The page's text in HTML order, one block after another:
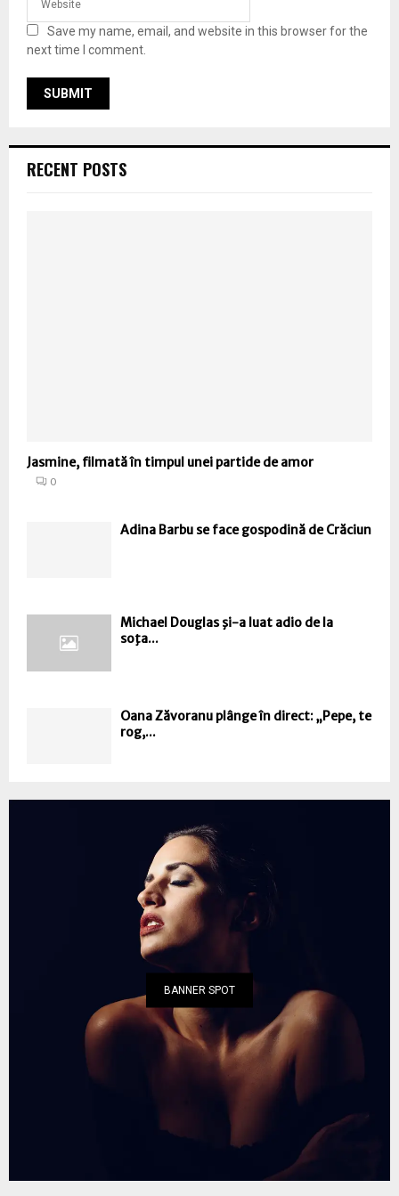
Save my name, email, and website in this browser for the
next time I comment.
RECENT POSTS
Jasmine, filmată în timpul unei partide de amor
0
Adina Barbu se face gospodină de Crăciun
Michael Douglas şi-a luat adio de la
soţa...
Oana Zăvoranu plânge în direct: „Pepe, te
rog,...
BANNER SPOT